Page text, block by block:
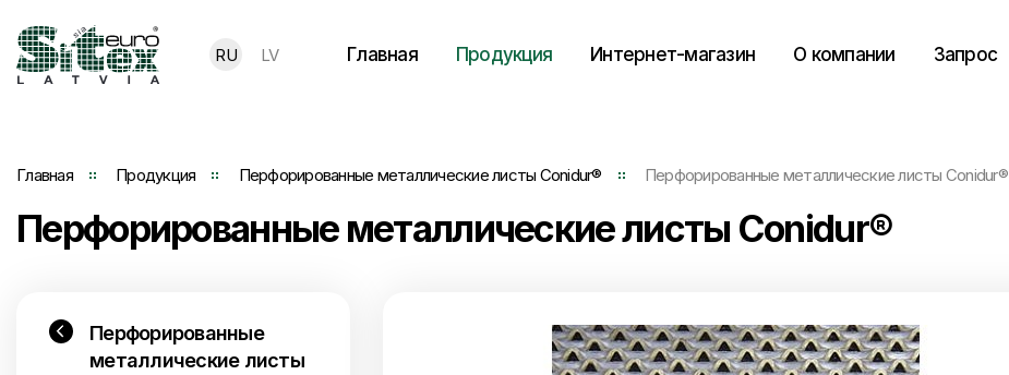
RU LV Главная Продукция Интернет-магазин О компании Запрос
Главная Продукция Перфорированные металлические листы Conidur® Перфорированные металлические листы Conidur®
Перфорированные металлические листы Conidur®
Перфорированные
металлические листы